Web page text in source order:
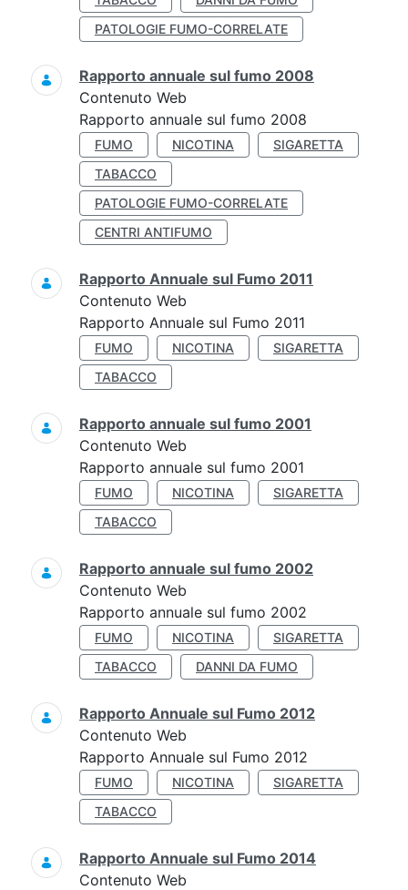
PATOLOGIE FUMO-CORRELATE
Rapporto annuale sul fumo 2008
Contenuto Web
Rapporto annuale sul fumo 2008
FUMO NICOTINA
SIGARETTA
TABACCO
PATOLOGIE FUMO-CORRELATE
CENTRI ANTIFUMO
Rapporto Annuale sul Fumo 2011
Contenuto Web
Rapporto Annuale sul Fumo 2011
FUMO NICOTINA
SIGARETTA
TABACCO
Rapporto annuale sul fumo 2001
Contenuto Web
Rapporto annuale sul fumo 2001
FUMO NICOTINA
SIGARETTA
TABACCO
Rapporto annuale sul fumo 2002
Contenuto Web
Rapporto annuale sul fumo 2002
FUMO NICOTINA
SIGARETTA
TABACCO
DANNI DA FUMO
Rapporto Annuale sul Fumo 2012
Contenuto Web
Rapporto Annuale sul Fumo 2012
FUMO NICOTINA
SIGARETTA
TABACCO
Rapporto Annuale sul Fumo 2014
Contenuto Web